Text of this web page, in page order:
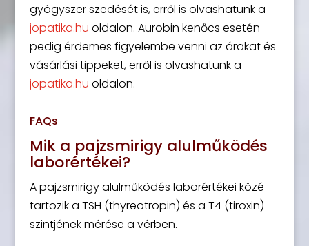
gyógyszer szedését is, erről is olvashatunk a
jopatika.hu oldalon. Aurobin kenőcs esetén
pedig érdemes figyelembe venni az árakat és
vásárlási tippeket, erről is olvashatunk a
jopatika.hu oldalon.
FAQs
Mik a pajzsmirigy alulműködés
laborértékei?
A pajzsmirigy alulműködés laborértékei közé
tartozik a TSH (thyreotropin) és a T4 (tiroxin)
szintjének mérése a vérben.